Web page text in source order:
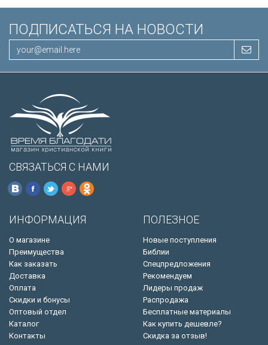
ПОДПИСАТЬСЯ НА НОВОСТИ
СВЯЗАТЬСЯ С НАМИ
ИНФОРМАЦИЯ
О магазине
Преимущества
Как заказать
Доставка
Оплата
Скидки и бонусы
Оптовый отдел
Каталог
Контакты
ПОЛЕЗНОЕ
Новые поступления
Библии
Спецпредложения
Рекомендуем
Лидеры продаж
Распродажа
Бесплатные материалы
Как купить дешевле?
Скидка за отзыв!